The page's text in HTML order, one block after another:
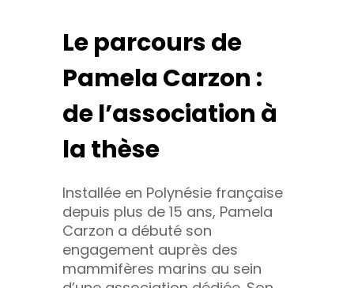
Le parcours de
Pamela Carzon :
de l’association à
la thèse
Installée en Polynésie française
depuis plus de 15 ans, Pamela
Carzon a débuté son
engagement auprès des
mammifères marins au sein